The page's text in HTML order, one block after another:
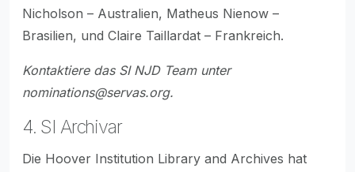
Nicholson – Australien, Matheus Nienow –
Brasilien, und Claire Taillardat – Frankreich.
Kontaktiere das SI NJD Team unter
nominations@servas.org.
4. SI Archivar
Die Hoover Institution Library and Archives hat